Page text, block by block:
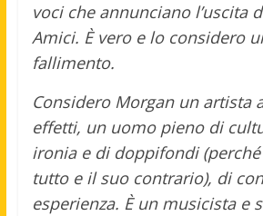
voci che annunciano l’uscita
Amici. È vero e lo considero
fallimento.
Considero Morgan un artista
effetti, un uomo pieno di
ironia e di doppifondi
tutto e il suo contrario), di
esperienza. È un musicista e